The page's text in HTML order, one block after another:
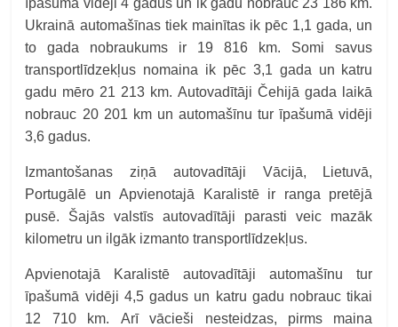
īpašumā vidēji 4 gadus un ik gadu nobrauc 23 186 km.
Ukrainā automašīnas tiek mainītas ik pēc 1,1 gada, un
to gada nobraukums ir 19 816 km. Somi savus
transportlīdzekļus nomaina ik pēc 3,1 gada un katru
gadu mēro 21 213 km. Autovadītāji Čehijā gada laikā
nobrauc 20 201 km un automašīnu tur īpašumā vidēji
3,6 gadus.
Izmantošanas ziņā autovadītāji Vācijā, Lietuvā,
Portugālē un Apvienotajā Karalistē ir ranga pretējā
pusē. Šajās valstīs autovadītāji parasti veic mazāk
kilometru un ilgāk izmanto transportlīdzekļus.
Apvienotajā Karalistē autovadītāji automašīnu tur
īpašumā vidēji 4,5 gadus un katru gadu nobrauc tikai
12 710 km. Arī vācieši nesteidzas, pirms maina